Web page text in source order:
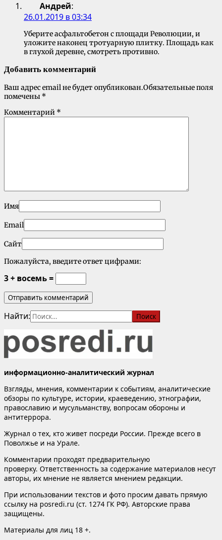
Андрей:
26.01.2019 в 03:34
Уберите асфальтобетон с площади Революции, и
уложите наконец тротуарную плитку. Площадь как
в глухой деревне, смотреть противно.
Добавить комментарий
Ваш адрес email не будет опубликован.Обязательные поля
помечены *
Комментарий *
Имя
Email
Сайт
Пожалуйста, введите ответ цифрами:
3 + восемь =
Найти:
информационно-аналитический журнал
Взгляды, мнения, комментарии к событиям, аналитические
обзоры по культуре, истории, краеведению, этнографии,
православию и мусульманству, вопросам обороны и
антитеррора.
Журнал о тех, кто живет посреди России. Прежде всего в
Поволжье и на Урале.
Комментарии проходят предварительную
проверку. Ответственность за содержание материалов несут
авторы, их мнение не является мнением редакции.
При использовании текстов и фото просим давать прямую
ссылку на posredi.ru (ст. 1274 ГК РФ). Авторские права
защищены.
Материалы для лиц 18 +.